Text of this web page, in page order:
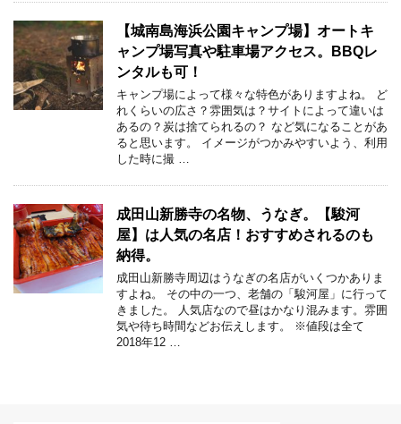
【城南島海浜公園キャンプ場】オートキ
ャンプ場写真や駐車場アクセス。BBQレ
ンタルも可！
キャンプ場によって様々な特色がありますよね。 ど
れくらいの広さ？雰囲気は？サイトによって違いは
あるの？炭は捨てられるの？ など気になることがあ
ると思います。 イメージがつかみやすいよう、利用
した時に撮 …
成田山新勝寺の名物、うなぎ。【駿河
屋】は人気の名店！おすすめされるのも
納得。
成田山新勝寺周辺はうなぎの名店がいくつかありま
すよね。 その中の一つ、老舗の「駿河屋」に行って
きました。 人気店なので昼はかなり混みます。雰囲
気や待ち時間などお伝えします。 ※値段は全て
2018年12 …